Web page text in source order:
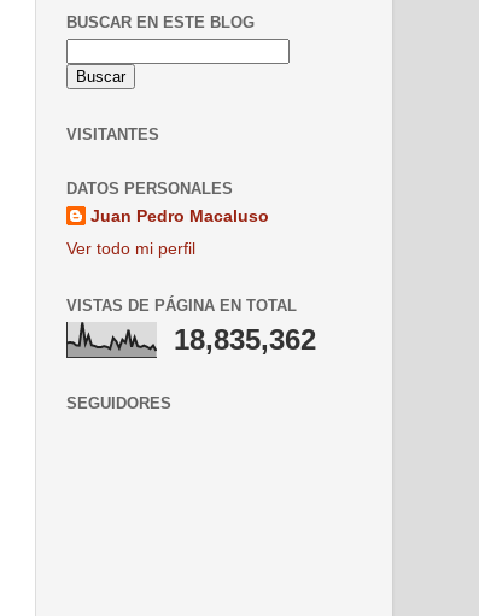
BUSCAR EN ESTE BLOG
VISITANTES
DATOS PERSONALES
Juan Pedro Macaluso
Ver todo mi perfil
VISTAS DE PÁGINA EN TOTAL
18,835,362
SEGUIDORES